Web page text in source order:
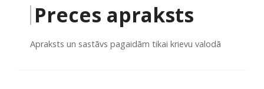
Preces apraksts
Apraksts un sastāvs pagaidām tikai krievu valodā